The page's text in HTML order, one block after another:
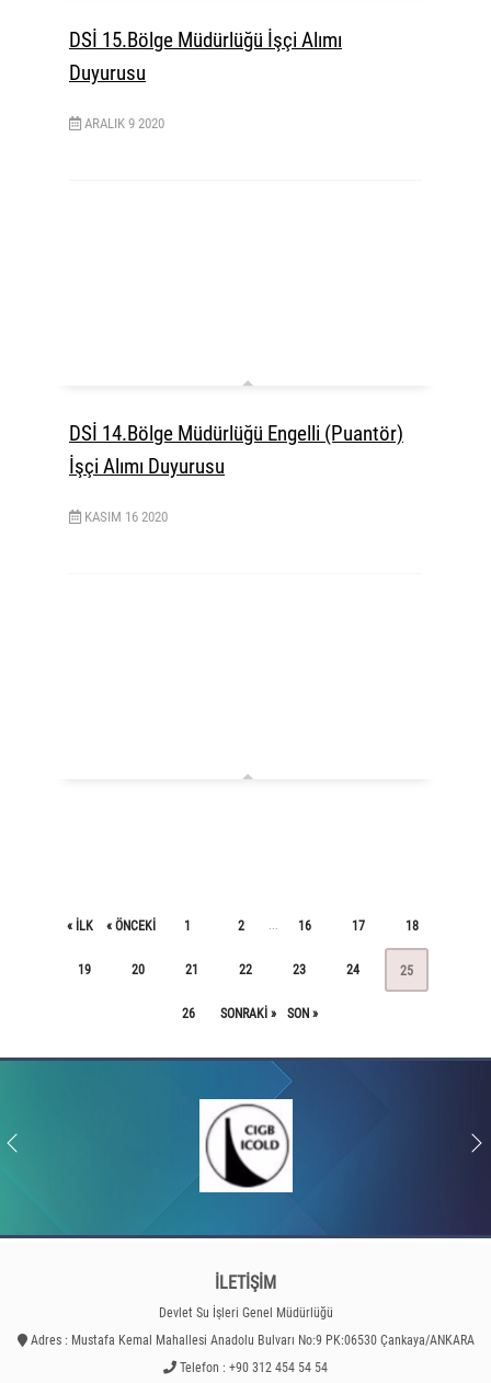
DSİ 15.Bölge Müdürlüğü İşçi Alımı
Duyurusu
ARALIK 9 2020
DSİ 14.Bölge Müdürlüğü Engelli (Puantör)
İşçi Alımı Duyurusu
KASIM 16 2020
« ILK « ÖNCEKI 1 2 16 17 18
19 20 21 22 23 24 25
26 SONRAKI » SON »
İLETİŞİM
Devlet Su İşleri Genel Müdürlüğü
Adres : Mustafa Kemal Mahallesi Anadolu Bulvarı No:9 PK:06530 Çankaya/ANKARA
Telefon : +90 312 454 54 54